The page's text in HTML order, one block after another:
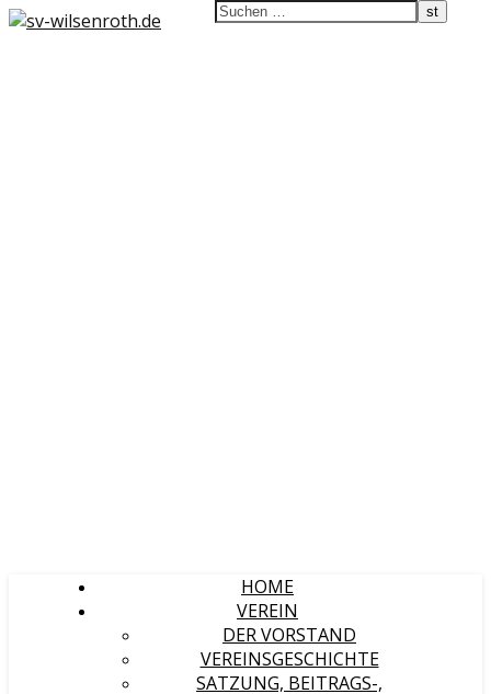
HOME
VEREIN
DER VORSTAND
VEREINSGESCHICHTE
SATZUNG, BEITRAGS-,